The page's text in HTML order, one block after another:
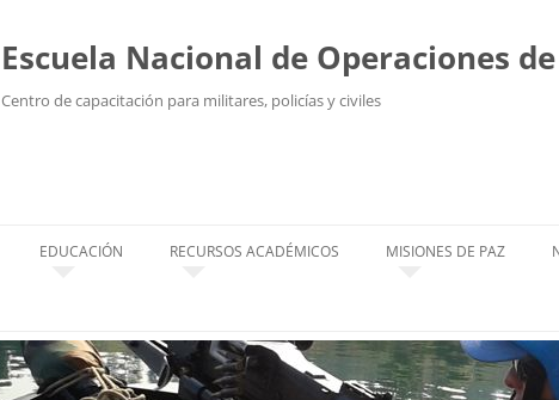
Escuela Nacional de Operaciones
Centro de capacitación para militares, policías y civiles
EDUCACIÓN
ALUMNOS
RECURSOS ACADÉMICOS
BIBLIOTECA TEXTOS
MISIONES DE PAZ
MISIONES ACTUALES